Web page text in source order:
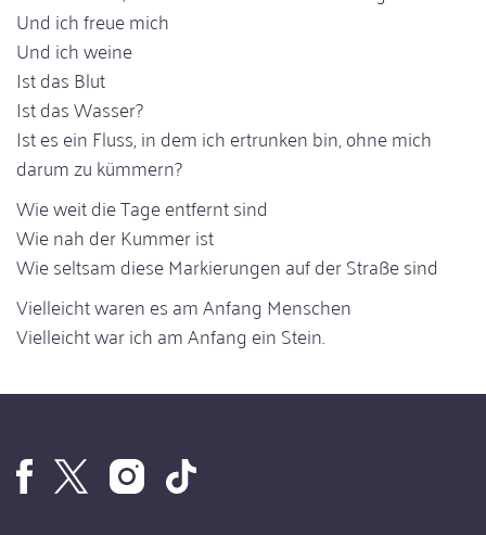
Und ich freue mich
Und ich weine
Ist das Blut
Ist das Wasser?
Ist es ein Fluss, in dem ich ertrunken bin, ohne mich
darum zu kümmern?
Wie weit die Tage entfernt sind
Wie nah der Kummer ist
Wie seltsam diese Markierungen auf der Straße sind
Vielleicht waren es am Anfang Menschen
Vielleicht war ich am Anfang ein Stein.